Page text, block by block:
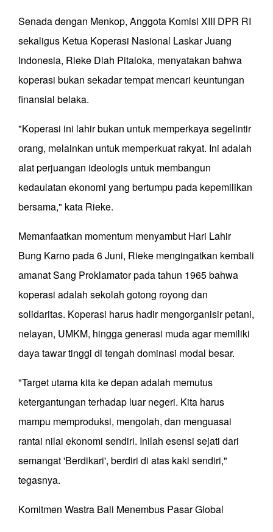
Senada dengan Menkop, Anggota Komisi XIII DPR RI
sekaligus Ketua Koperasi Nasional Laskar Juang
Indonesia, Rieke Diah Pitaloka, menyatakan bahwa
koperasi bukan sekadar tempat mencari keuntungan
finansial belaka.
"Koperasi ini lahir bukan untuk memperkaya segelintir
orang, melainkan untuk memperkuat rakyat. Ini adalah
alat perjuangan ideologis untuk membangun
kedaulatan ekonomi yang bertumpu pada kepemilikan
bersama," kata Rieke.
Memanfaatkan momentum menyambut Hari Lahir
Bung Karno pada 6 Juni, Rieke mengingatkan kembali
amanat Sang Proklamator pada tahun 1965 bahwa
koperasi adalah sekolah gotong royong dan
solidaritas. Koperasi harus hadir mengorganisir petani,
nelayan, UMKM, hingga generasi muda agar memiliki
daya tawar tinggi di tengah dominasi modal besar.
"Target utama kita ke depan adalah memutus
ketergantungan terhadap luar negeri. Kita harus
mampu memproduksi, mengolah, dan menguasai
rantai nilai ekonomi sendiri. Inilah esensi sejati dari
semangat 'Berdikari', berdiri di atas kaki sendiri,"
tegasnya.
Komitmen Wastra Bali Menembus Pasar Global